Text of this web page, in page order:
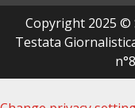
Copyright 2025 ©
Testata